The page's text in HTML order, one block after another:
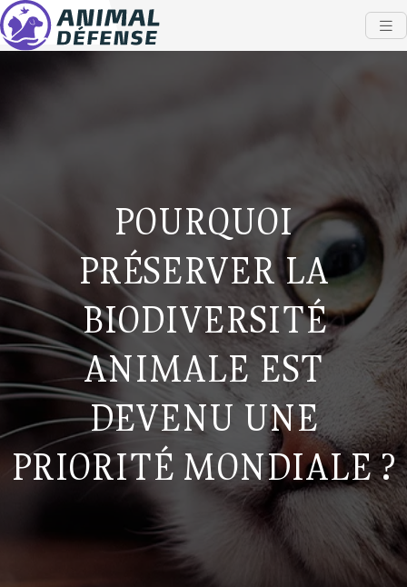
POURQUOI
PRÉSERVER LA
BIODIVERSITÉ
ANIMALE EST
DEVENU UNE
PRIORITÉ MONDIALE ?